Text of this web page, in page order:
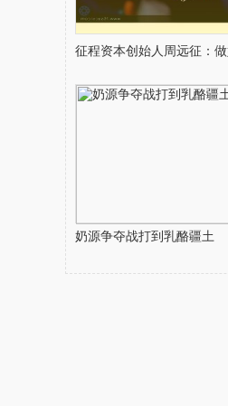
征程资本创始人周远征：
奶源争夺战打到乳酪疆土